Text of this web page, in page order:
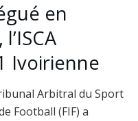
en
Ivoirienne
Arbitral du Sport
Football (FIF) a